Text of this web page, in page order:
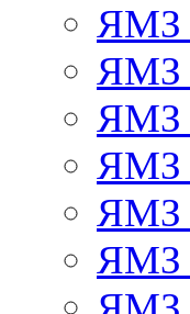
ЯМЗ
ЯМЗ
ЯМЗ
ЯМЗ
ЯМЗ
ЯМЗ